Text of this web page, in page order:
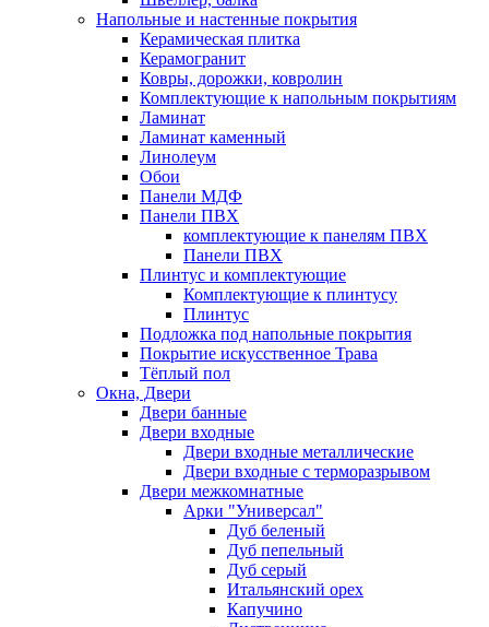
Напольные и настенные покрытия
Керамическая плитка
Керамогранит
Ковры, дорожки, ковролин
Комплектующие к напольным покрытиям
Ламинат
Ламинат каменный
Линолеум
Обои
Панели МДФ
Панели ПВХ
комплектующие к панелям ПВХ
Панели ПВХ
Плинтус и комплектующие
Комплектующие к плинтусу
Плинтус
Подложка под напольные покрытия
Покрытие искусственное Трава
Тёплый пол
Окна, Двери
Двери банные
Двери входные
Двери входные металлические
Двери входные с терморазрывом
Двери межкомнатные
Арки "Универсал"
Дуб беленый
Дуб пепельный
Дуб серый
Итальянский орех
Капучино